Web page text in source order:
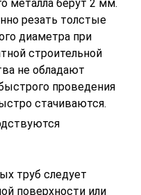
металла берут 2 мм.
резать толстые
диаметра при
строительной
не обладают
проведения
стачиваются.
труб следует
поверхности или